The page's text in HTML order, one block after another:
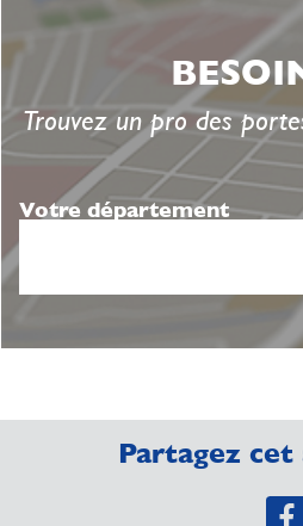
Trouvez un pro des
Votre département
Partagez